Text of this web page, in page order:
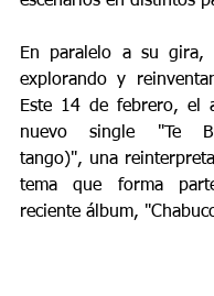
En paralelo a su gira,
explorando y
Este 14 de febrero, el
nuevo single "Te
tango)", una
tema que forma
reciente álbum,